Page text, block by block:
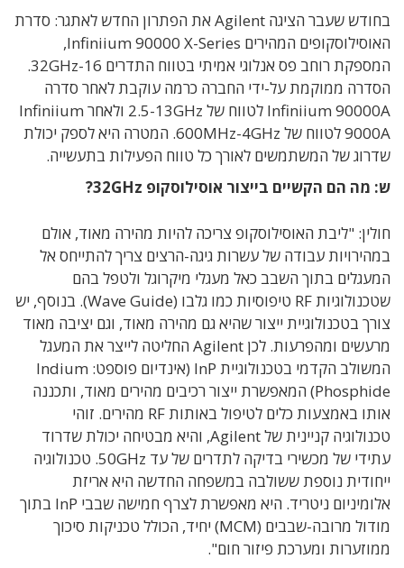
בחודש שעבר הציגה Agilent את הפתרון החדש לאתגר: סדרת
האוסילוסקופים המהירים Infiniium 90000 X-Series,
המספקת רוחב פס אנלוגי אמיתי בטווח התדרים 32GHz-16.
הסדרה ממוקמת על-ידי החברה כרמה עוקבת לאחר סדרה
Infiniium 90000A לטווח של 2.5-13GHz ולאחר Infiniium
9000A לטווח של 600MHz-4GHz. המטרה היא לספק יכולת
שדרוג של המשתמשים לאורך כל טווח הפעילות בתעשייה.
ש: מה הם הקשיים בייצור אוסילוסקופ 32GHz?
חולין: "ליבת האוסילוסקופ צריכה להיות מהירה מאוד, אולם
במהירויות עבודה של עשרות גיגה-הרצים צריך להתייחס אל
המעגלים בתוך השבב כאל מעגלי מיקרוגל ולטפל בהם
שטכנולוגיות RF טיפוסיות כמו גלבו (Wave Guide). בנוסף, יש
צורך בטכנולוגיית ייצור שהיא גם מהירה מאוד, וגם יציבה מאוד
מרעשים ומהפרעות. לכן Agilent החליטה לייצר את המעגל
המשולב הקדמי בטכנולוגיית InP (אינדיום פוספט: Indium
Phosphide) המאפשרת ייצור רכיבים מהירים מאוד, ותכננה
אותו באמצעות כלים לטיפול באותות RF מהירים. זוהי
טכנולוגיה קניינית של Agilent, והיא מבטיחה יכולת שדרוד
עתידי של מכשירי בדיקה לתדרים של עד 50GHz. טכנולוגיה
ייחודית נוספת ששולבה במשפחה החדשה היא אריזת
אלומיניום ניטריד. היא מאפשרת לצרף חמישה שבבי InP בתוך
מודול מרובה-שבבים (MCM) יחיד, הכולל טכניקות סיכוך
ממוזערות ומערכת פיזור חום".